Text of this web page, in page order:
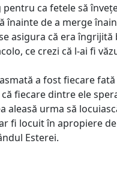
ca fetele să
înainte de a merge
asigura că era
ce crezi că l-ai fi
a fost fiecare
fiecare dintre ele
aleasă urma să
fi locuit în apropiere
Esterei.